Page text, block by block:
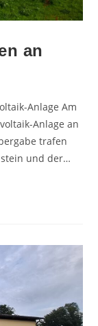
an
Anlage Am
Anlage an
trafen
und der…